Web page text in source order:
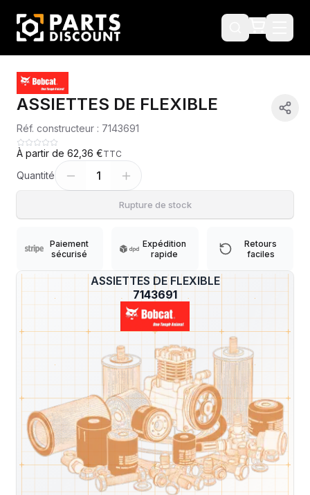
?
ASSIETTES DE FLEXIBLE
7143691
ASSIETTES DE FLEXIBLE
Réf. constructeur : 7143691
À partir de 62,36 €TTC
Quantité 1
Rupture de stock
Paiement
sécurisé
Expédition
rapide
Retours
faciles
Machines compatibles
Expédition et Retours
sous 48-
72h
—
Sous réserve de disponibilité des stocks.
Livraison estimée 24h/48h par les
transporteurs.
France
métropolitaine
Livraison exclusivement en France
métropolitaine (hors Corse et DOM-
TOM).
Pas de surprise : le coût exact est